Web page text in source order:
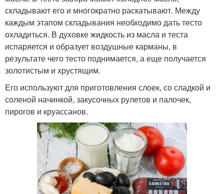
складывают его и многократно раскатывают. Между
каждым этапом складывания необходимо дать тесто
охладиться. В духовке жидкость из масла и теста
испаряется и образует воздушные карманы, в
результате чего тесто поднимается, а еще получается
золотистым и хрустящим.
Его используют для приготовления слоек, со сладкой и
соленой начинкой, закусочных рулетов и палочек,
пирогов и круассанов.